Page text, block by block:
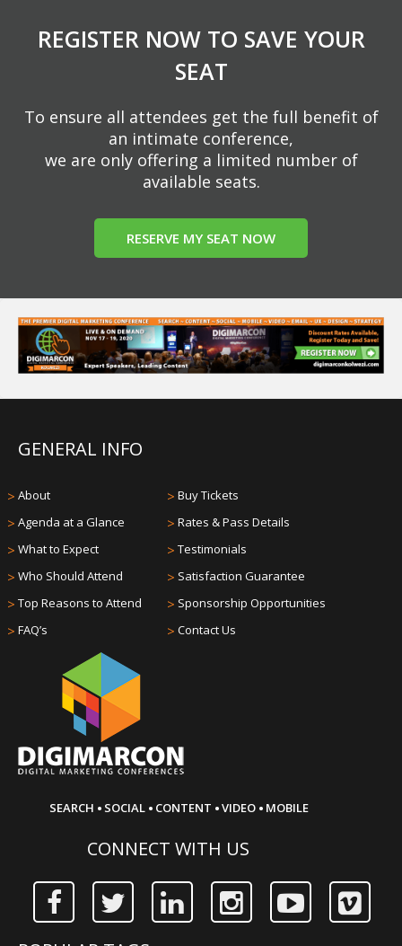
REGISTER NOW TO SAVE YOUR
SEAT
To ensure all attendees get the full benefit of
an intimate conference,
we are only offering a limited number of
available seats.
RESERVE MY SEAT NOW
GENERAL INFO
> About
> Agenda at a Glance
> What to Expect
> Who Should Attend
> Top Reasons to Attend
> FAQ’s
> Buy Tickets
> Rates & Pass Details
> Testimonials
> Satisfaction Guarantee
> Sponsorship Opportunities
> Contact Us
SEARCH · SOCIAL · CONTENT ·VIDEO · MOBILE
CONNECT WITH US